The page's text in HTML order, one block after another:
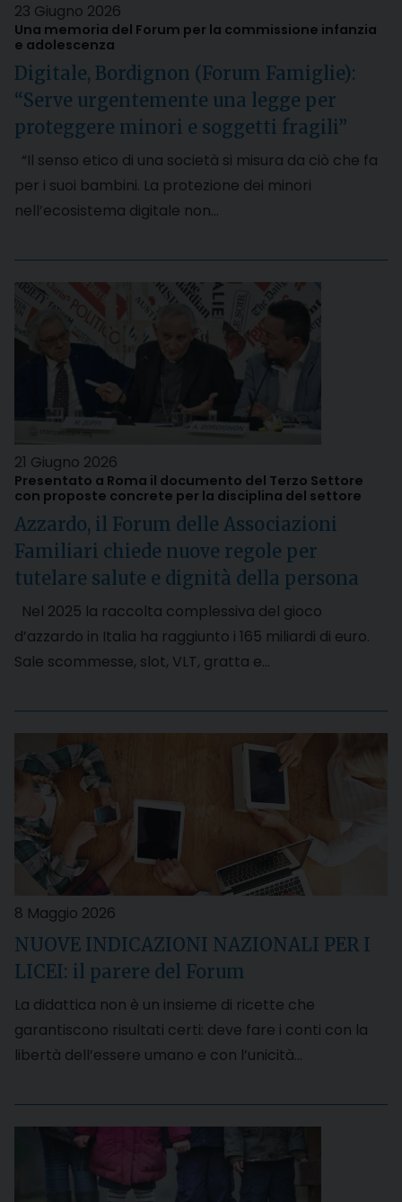
23 Giugno 2026
Una memoria del Forum per la commissione infanzia
e adolescenza
Digitale, Bordignon (Forum Famiglie):
“Serve urgentemente una legge per
proteggere minori e soggetti fragili”
“Il senso etico di una società si misura da ciò che fa
per i suoi bambini. La protezione dei minori
nell’ecosistema digitale non…
21 Giugno 2026
Presentato a Roma il documento del Terzo Settore
con proposte concrete per la disciplina del settore
Azzardo, il Forum delle Associazioni
Familiari chiede nuove regole per
tutelare salute e dignità della persona
Nel 2025 la raccolta complessiva del gioco
d’azzardo in Italia ha raggiunto i 165 miliardi di euro.
Sale scommesse, slot, VLT, gratta e…
8 Maggio 2026
NUOVE INDICAZIONI NAZIONALI PER I
LICEI: il parere del Forum
La didattica non è un insieme di ricette che
garantiscono risultati certi: deve fare i conti con la
libertà dell’essere umano e con l’unicità…